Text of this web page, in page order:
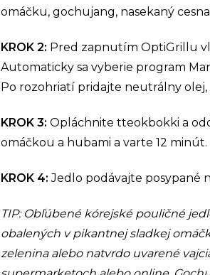
omáčku, gochujang, nasekaný
KROK 2: Pred zapnutím OptiGrillu
Automaticky sa vyberie program
Po rozohriatí pridajte neutrálny
KROK 3: Opláchnite tteokbokki a
omáčkou a hubami a varte 12 minút.
KROK 4:Jedlo podávajte posypané
TIP: Obľúbené kórejské pouličné
obalených v pikantnej sladkej
zelenina alebo natvrdo uvarené